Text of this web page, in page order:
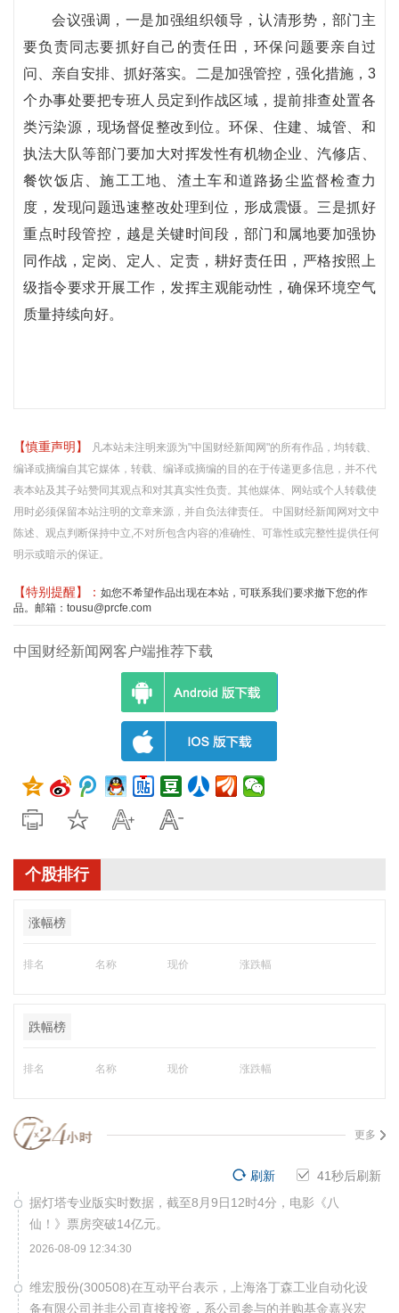
会议强调，一是加强组织领导，认清形势，部门主
要负责同志要抓好自己的责任田，环保问题要亲自过
问、亲自安排、抓好落实。二是加强管控，强化措施，3
个办事处要把专班人员定到作战区域，提前排查处置各
类污染源，现场督促整改到位。环保、住建、城管、和
执法大队等部门要加大对挥发性有机物企业、汽修店、
餐饮饭店、施工工地、渣土车和道路扬尘监督检查力
度，发现问题迅速整改处理到位，形成震慑。三是抓好
重点时段管控，越是关键时间段，部门和属地要加强协
同作战，定岗、定人、定责，耕好责任田，严格按照上
级指令要求开展工作，发挥主观能动性，确保环境空气
质量持续向好。
【慎重声明】
凡本站未注明来源为"中国财经新闻网"的所有作品，均转载、
编译或摘编自其它媒体，转载、编译或摘编的目的在于传递更多信息，并不代
表本站及其子站赞同其观点和对其真实性负责。其他媒体、网站或个人转载使
用时必须保留本站注明的文章来源，并自负法律责任。 中国财经新闻网对文中
陈述、观点判断保持中立,不对所包含内容的准确性、可靠性或完整性提供任何
明示或暗示的保证。
【特别提醒】： 如您不希望作品出现在本站，可联系我们要求撤下您的作
品。邮箱：tousu@prcfe.com
中国财经新闻网客户端推荐下载
个股排行
涨幅榜
排名 名称 现价 涨跌幅
跌幅榜
排名 名称 现价 涨跌幅
更多
40秒后刷新
刷新
据灯塔专业版实时数据，截至8月9日12时4分，电影《八
仙！》票房突破14亿元。
2026-08-09 12:34:30
维宏股份(300508)在互动平台表示，上海洛丁森工业自动化设
备有限公司并非公司直接投资，系公司参与的并购基金嘉兴宏